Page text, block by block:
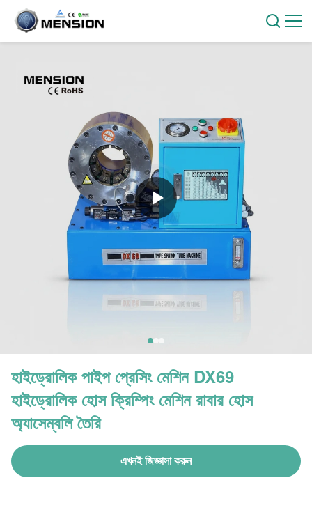
হাইড্রোলিক পাইপ প্রেসিং মেশিন DX69
হাইড্রোলিক হোস ক্রিম্পিং মেশিন রাবার হোস
অ্যাসেম্বলি তৈরি
এখনই জিজ্ঞাসা করুন